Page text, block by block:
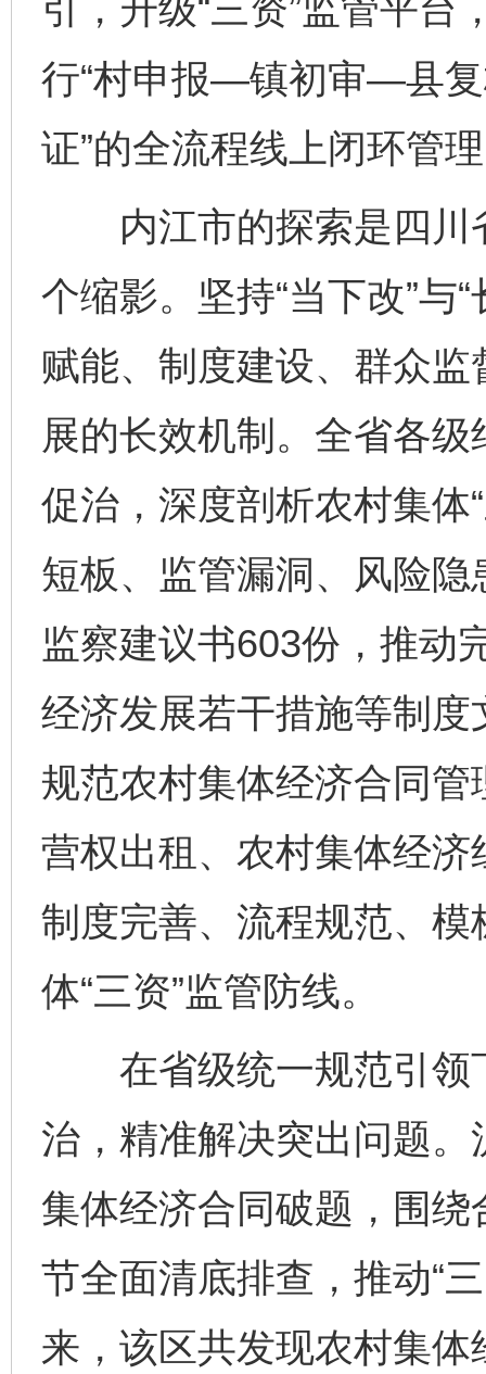
引，升级“三资”监管平
行“村申报—镇初审—县
证”的全流程线上闭环管
内江市的探索是四川
个缩影。坚持“当下改”与
赋能、制度建设、群众
展的长效机制。全省各
促治，深度剖析农村集体
短板、监管漏洞、风险
监察建议书603份，推动
经济发展若干措施等制
规范农村集体经济合同
营权出租、农村集体经
制度完善、流程规范、
体“三资”监管防线。
在省级统一规范引领
治，精准解决突出问题
集体经济合同破题，围
节全面清底排查，推动“
来，该区共发现农村集